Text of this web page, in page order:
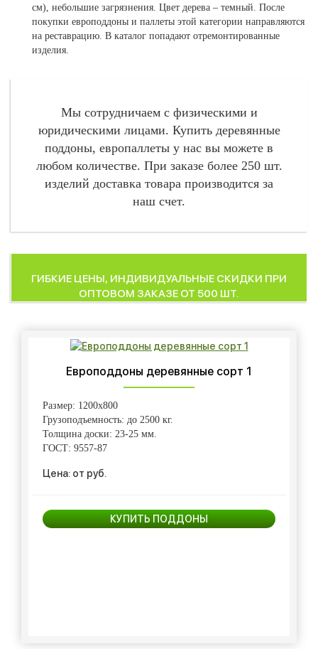
см), небольшие загрязнения. Цвет дерева – темный. После
покупки европоддоны и паллеты этой категории направляются
на реставрацию. В каталог попадают отремонтированные
изделия.
Мы сотрудничаем с физическими и
юридическими лицами. Купить деревянные
поддоны, европаллеты у нас вы можете в
любом количестве. При заказе более 250 шт.
изделий доставка товара производится за
наш счет.
ГИБКИЕ ЦЕНЫ, ИНДИВИДУАЛЬНЫЕ СКИДКИ ПРИ
ОПТОВОМ ЗАКАЗЕ ОТ 500 ШТ.
Европоддоны деревянные сорт 1
Размер: 1200х800
Грузоподъемность: до 2500 кг.
Толщина доски: 23-25 мм.
ГОСТ: 9557-87
Цена: от руб.
КУПИТЬ ПОДДОНЫ